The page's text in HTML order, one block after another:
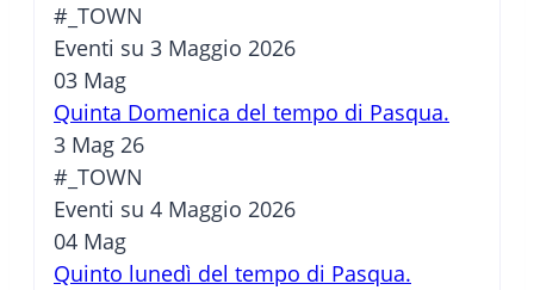
#_TOWN
Eventi su 3 Maggio 2026
03 Mag
Quinta Domenica del tempo di Pasqua.
3 Mag 26
#_TOWN
Eventi su 4 Maggio 2026
04 Mag
Quinto lunedì del tempo di Pasqua.